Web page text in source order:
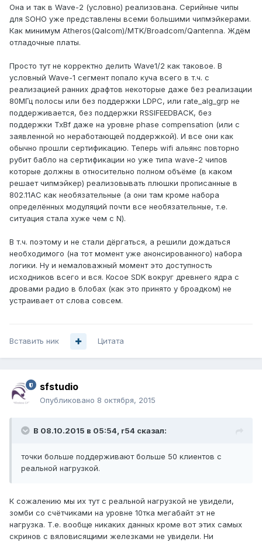
Она и так в Wave-2 (условно) реализована. Серийные чипы
для SOHO уже представлены всеми большими чипмэйкерами.
Как минимум Atheros(Qalcom)/MTK/Broadcom/Qantenna. Ждём
отладочные платы.
Просто тут не корректно делить Wave1/2 как таковое. В
условный Wave-1 сегмент попало куча всего в т.ч. с
реализацией ранних драфтов некоторые даже без реализации
80МГц полосы или без поддержки LDPC, или rate_alg_grp не
поддерживается, без поддержки RSSIFEEDBACK, без
поддержки TxBf даже на уровне phase compensation (или с
заявленной но неработающей поддержкой). И все они как
обычно прошли сертификацию. Теперь wifi альянс повторно
рубит бабло на сертификации но уже типа wave-2 чипов
которые должны в относительно полном объёме (в каком
решает чипмэйкер) реализовывать плюшки прописанные в
802.11AC как необязательные (а они там кроме набора
определённых модуляций почти все необязательные, т.е.
ситуация стала хуже чем с N).
В т.ч. поэтому и не стали дёргаться, а решили дождаться
необходимого (на тот момент уже анонсированного) набора
логики. Ну и немаловажный момент это доступность
исходников всего и вся. Косое SDK вокруг древнего ядра с
дровами радио в блобах (как это принято у броадком) не
устраивает от слова совсем.
Вставить ник Цитата
sfstudio
Опубликовано 8 октября, 2015
В 08.10.2015 в 05:54, r54 сказал:
точки больше поддерживают больше 50 клиентов с
реальной нагрузкой.
К сожалению мы их тут с реальной нагрузкой не увидели,
зомби со счётчиками на уровне 10тка мегабайт эт не
нагрузка. Т.е. вообще никаких данных кроме вот этих самых
скринов с вяловисящими железками не увидели. Ни